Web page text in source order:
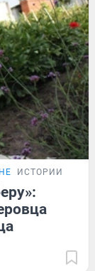
ИСТОРИИ